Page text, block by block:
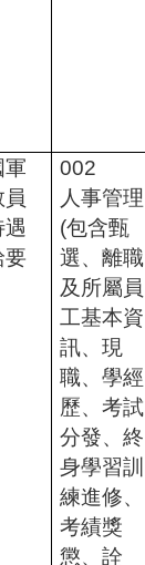
軍
員
遇
要
002
人事管理
(包含甄
選、離職
及所屬員
工基本資
訊、現
職、學經
歷、考試
分發、終
身學習訓
練進修、
考績獎
懲、詮